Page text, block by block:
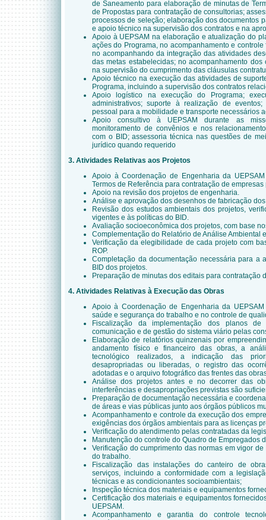
de Saneamento para elaboração de minutas de
de Propostas para contratação de consultorias;
processos de seleção; elaboração dos documentos
e apoio técnico na supervisão dos contratos e na
Apoio à UEPSAM na elaboração e atualização do
ações do Programa, no acompanhamento e
no acompanhando da integração das atividades
das metas estabelecidas; no acompanhamento
na supervisão do cumprimento das cláusulas
Apoio técnico na execução das atividades de
Programa, incluindo a supervisão dos contratos
Apoio logístico na execução do Programa;
administrativos; suporte à realização de
pessoal para a mobilidade e transporte necessários
Apoio consultivo à UEPSAM durante as
monitoramento de convênios e nos
com o BID; assessoria técnica nas questões de
jurídico quando requerido
3. Atividades Relativas aos Projetos
Apoio à Coordenação de Engenharia da
Termos de Referência para contratação de
Apoio na revisão dos projetos de engenharia.
Análise e aprovação dos desenhos de fabricação
Revisão dos estudos ambientais dos projetos,
vigentes e às políticas do BID.
Avaliação socioeconômica dos projetos, com base
Complementação do Relatório de Análise Ambiental
Verificação da elegibilidade de cada projeto com
ROP.
Completação da documentação necessária para a
BID dos projetos.
Preparação de minutas dos editais para contratação
4. Atividades Relativas à Execução das Obras
Apoio à Coordenação de Engenharia da
saúde e segurança do trabalho e no controle de
Fiscalização da implementação dos planos de
comunicação e de gestão do sistema viário pelas
Elaboração de relatórios quinzenais por
andamento físico e financeiro das obras, a
tecnológico realizados, a indicação das
desapropriadas ou liberadas, o registro das
adotadas e o arquivo fotográfico das frentes das
Análise dos projetos antes e no decorrer das
interferências e desapropriações previstas são
Preparação de documentação necessária e
de áreas e vias públicas junto aos órgãos públicos
Acompanhamento e controle da execução dos
exigências dos órgãos ambientais para as licenças
Verificação do atendimento pelas contratadas da
Manutenção do controle do Quadro de Empregados
Verificação do cumprimento das normas em vigor
do trabalho.
Fiscalização das instalações do canteiro de
serviços, incluindo a conformidade com a
técnicas e as condicionantes socioambientais;
Inspeção técnica dos materiais e equipamentos
Certificação dos materiais e equipamentos
UEPSAM.
Acompanhamento e garantia do controle